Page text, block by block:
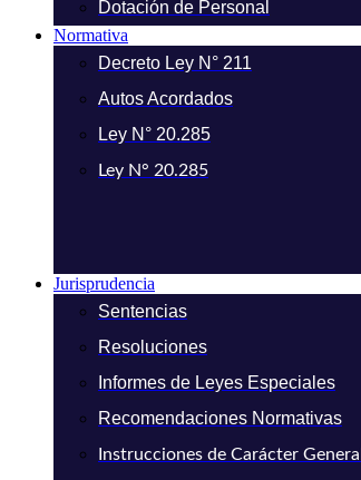
Dotación de Personal
Normativa
Decreto Ley N° 211
Autos Acordados
Ley N° 20.285
Ley N° 20.285
Jurisprudencia
Sentencias
Resoluciones
Informes de Leyes Especiales
Recomendaciones Normativas
Instrucciones de Carácter General